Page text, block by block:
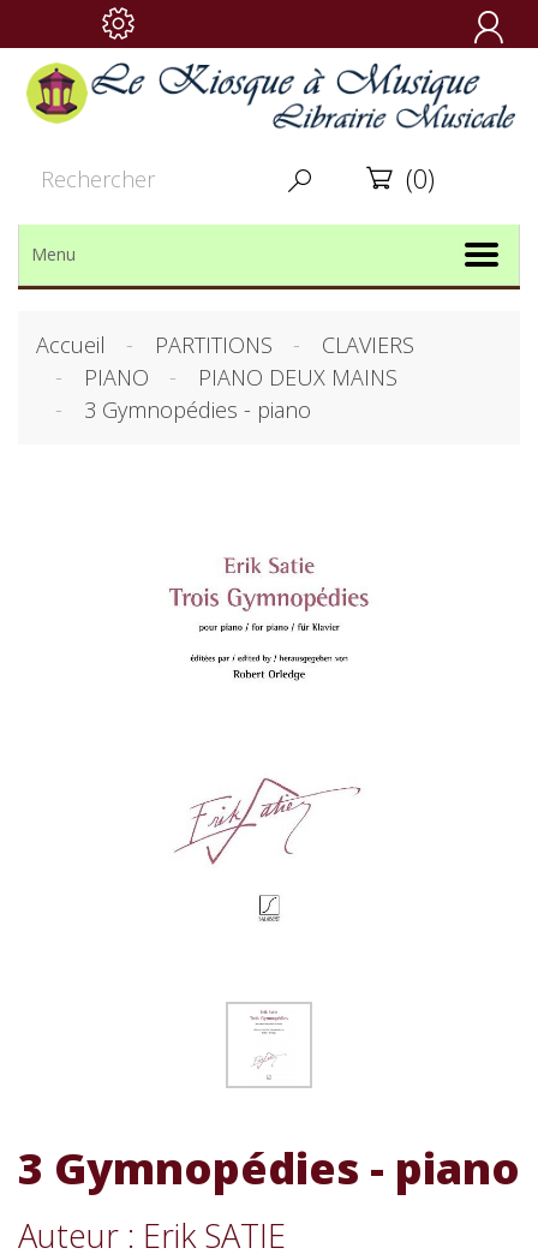

  (0)
Menu
Accueil PARTITIONS
CLAVIERS
PIANO
PIANO DEUX MAINS
3 Gymnopédies - piano
3 Gymnopédies - piano
Auteur : Erik SATIE